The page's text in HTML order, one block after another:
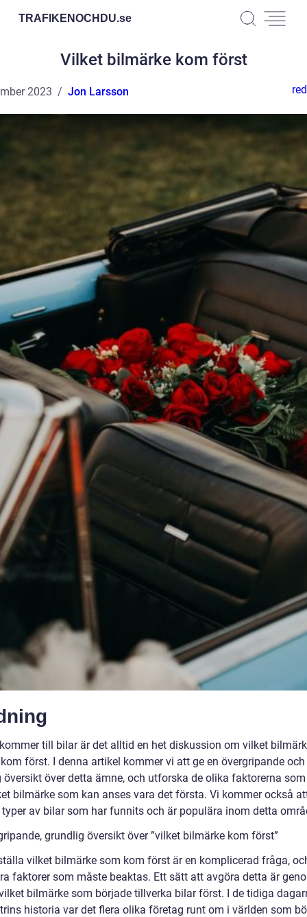
TRAFIKENOCHDU.se
Vilket bilmärke kom först
2023 Jon Larsson
till bilar är det alltid en het diskussion om vilket
först. I denna artikel kommer vi att ge en övergripande och
översikt över detta ämne, och utforska de olika faktorerna
bilmärke som kan anses vara det första. Vi kommer också
av bilar som har funnits och är populära inom detta
grundlig översikt över ”vilket bilmärke kom först”
vilket bilmärke som kom först är en komplicerad fråga,
faktorer som måste beaktas. Ett sätt att avgöra detta är
bilmärke som började tillverka bilar först. I de tidiga
historia var det flera olika företag runt om i världen som